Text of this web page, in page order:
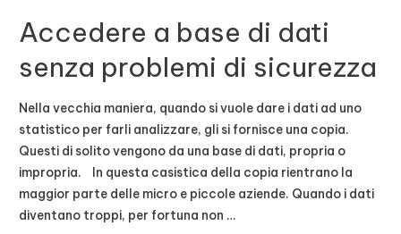
monitorare
mercato
la
statistica
Accedere a base di dati
senza problemi di sicurezza
Nella vecchia maniera, quando si vuole dare i dati ad uno
statistico per farli analizzare, gli si fornisce una copia.
Questi di solito vengono da una base di dati, propria o
impropria. In questa casistica della copia rientrano la
maggior parte delle micro e piccole aziende. Quando i dati
diventano troppi, per fortuna non …